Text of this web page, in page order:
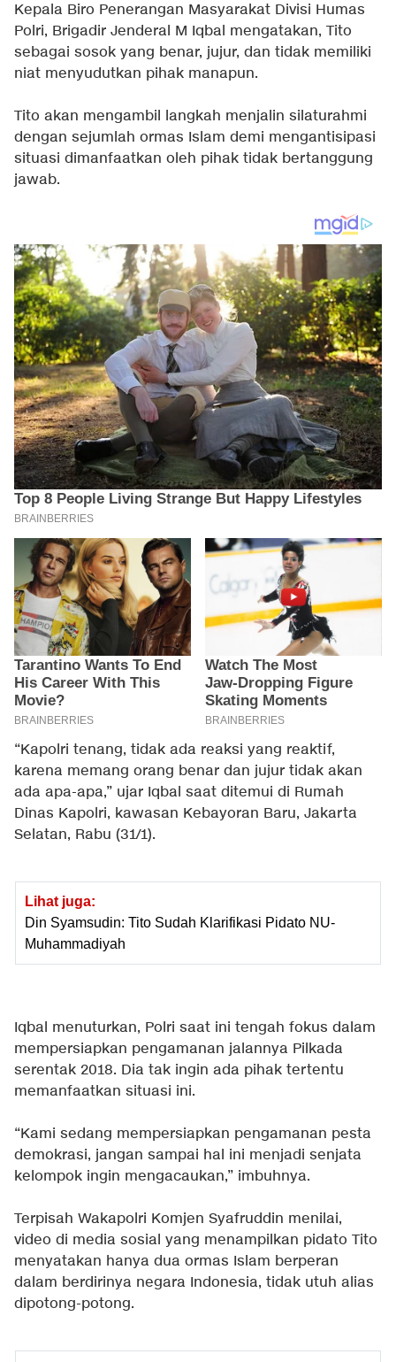
Kepala Biro Penerangan Masyarakat Divisi Humas
Polri, Brigadir Jenderal M Iqbal mengatakan, Tito
sebagai sosok yang benar, jujur, dan tidak memiliki
niat menyudutkan pihak manapun.
Tito akan mengambil langkah menjalin silaturahmi
dengan sejumlah ormas Islam demi mengantisipasi
situasi dimanfaatkan oleh pihak tidak bertanggung
jawab.
“Kapolri tenang, tidak ada reaksi yang reaktif,
karena memang orang benar dan jujur tidak akan
ada apa-apa,” ujar Iqbal saat ditemui di Rumah
Dinas Kapolri, kawasan Kebayoran Baru, Jakarta
Selatan, Rabu (31/1).
Lihat juga:
Din Syamsudin: Tito Sudah Klarifikasi Pidato NU-
Muhammadiyah
Iqbal menuturkan, Polri saat ini tengah fokus dalam
mempersiapkan pengamanan jalannya Pilkada
serentak 2018. Dia tak ingin ada pihak tertentu
memanfaatkan situasi ini.
“Kami sedang mempersiapkan pengamanan pesta
demokrasi, jangan sampai hal ini menjadi senjata
kelompok ingin mengacaukan,” imbuhnya.
Terpisah Wakapolri Komjen Syafruddin menilai,
video di media sosial yang menampilkan pidato Tito
menyatakan hanya dua ormas Islam berperan
dalam berdirinya negara Indonesia, tidak utuh alias
dipotong-potong.